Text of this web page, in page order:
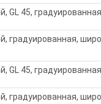
GL 45,
градуированная,
GL 45,
градуированная,